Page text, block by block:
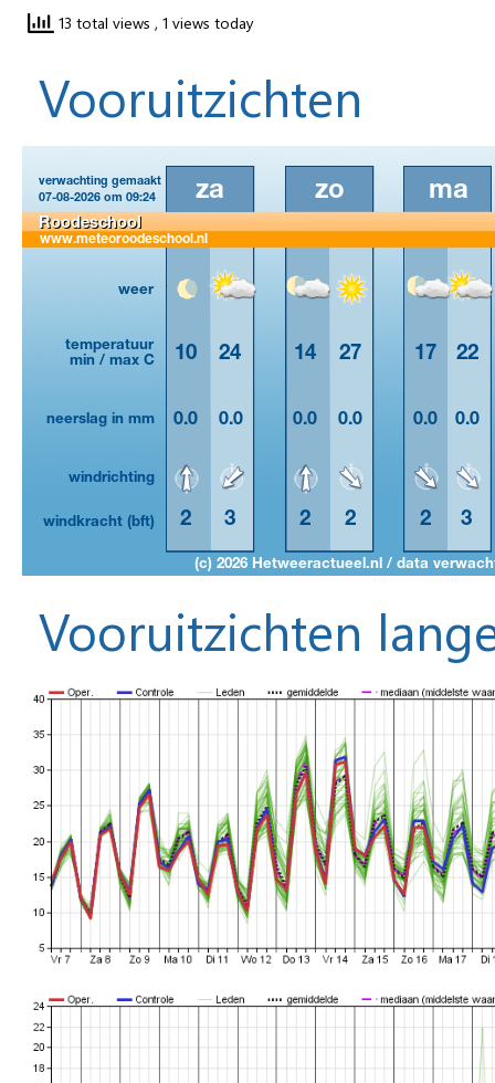
13 total views , 1 views today
Vooruitzichten
Vooruitzichten